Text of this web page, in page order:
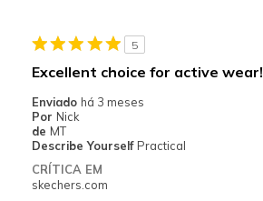
Feels true to width
Sizing
Feels true to size
View On Shoes
5
Excellent choice for active wear!
Enviado há 3 meses
Por Nick
de MT
Describe Yourself Practical
CRÍTICA EM
skechers.com